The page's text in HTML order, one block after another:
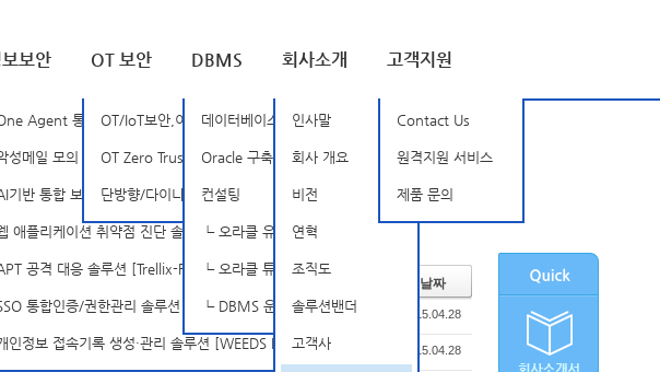
보안
Agent 통합 PC 보안 솔루션 [BSOne]
성메일 모의 훈련 솔루션 [BSD]
기반 통합 보안 분석 플랫폼 [StellarCyber Open-XDR]
애플리케이션 취약점 진단 솔루션 [APPSCAN]
공격 대응 솔루션 [Trellix-FireEye]
통합인증/권한관리 솔루션 [INISAFE Nexess]
인정보 접속기록 생성·관리 솔루션 [WEEDS BlackBox Suite]
OT 보안
OT/IoT보안,이상징후탐지 [Nozomi Networks]
OT Zero Trust [TXOne]
단방향/다이나믹 인증 솔루션 [SSenStone]
DBMS
데이터베이스 암호화
Oracle 구축, 관리 및 튜닝
컨설팅
┗ 오라클 유지보수
┗ 오라클 튜닝 컨설팅
┗ DBMS 운영 관리 서비스
회사소개
인사말
회사 개요
비전
연혁
조직도
솔루션밴더
고객사
고객지원
Contact Us
원격지원 서비스
제품 문의
날짜
2015.04.28
2015.04.28